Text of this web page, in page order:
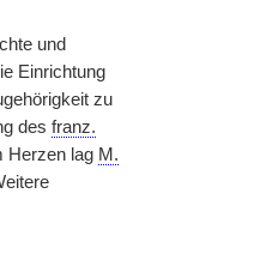
und
Einrichtung
zu
des franz.
Herzen lag M.